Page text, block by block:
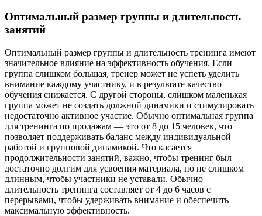
Оптимальный размер группы и длительность
занятий
Оптимальный размер группы и длительность тренинга имеют
значительное влияние на эффективность обучения. Если
группа слишком большая, тренер может не успеть уделить
внимание каждому участнику, и в результате качество
обучения снижается. С другой стороны, слишком маленькая
группа может не создать должной динамики и стимулировать
недостаточно активное участие. Обычно оптимальная группа
для тренинга по продажам — это от 8 до 15 человек, что
позволяет поддерживать баланс между индивидуальной
работой и групповой динамикой. Что касается
продолжительности занятий, важно, чтобы тренинг был
достаточно долгим для усвоения материала, но не слишком
длинным, чтобы участники не уставали. Обычно
длительность тренинга составляет от 4 до 6 часов с
перерывами, чтобы удерживать внимание и обеспечить
максимальную эффективность.